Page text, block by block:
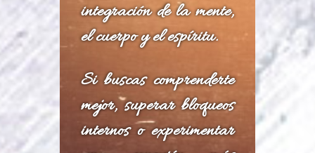
integración de la mente,
el cuerpo y el espíritu.
Si buscas comprenderte
mejor, superar bloqueos
internos o experimentar